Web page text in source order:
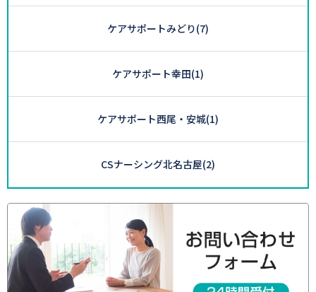
ケアサポートみどり(7)
ケアサポート幸田(1)
ケアサポート西尾・安城(1)
CSナーシング北名古屋(2)